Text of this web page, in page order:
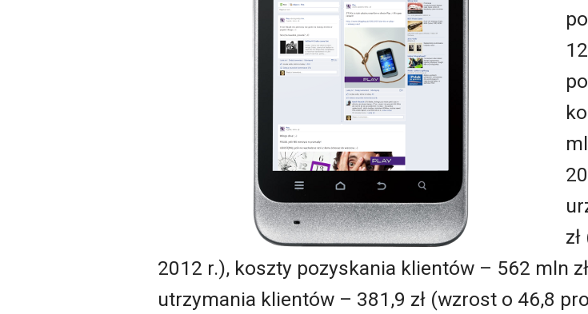
2012 r.), koszty pozyskania klientów – 562 mln
utrzymania klientów – 381,9 zł (wzrost o 46,8